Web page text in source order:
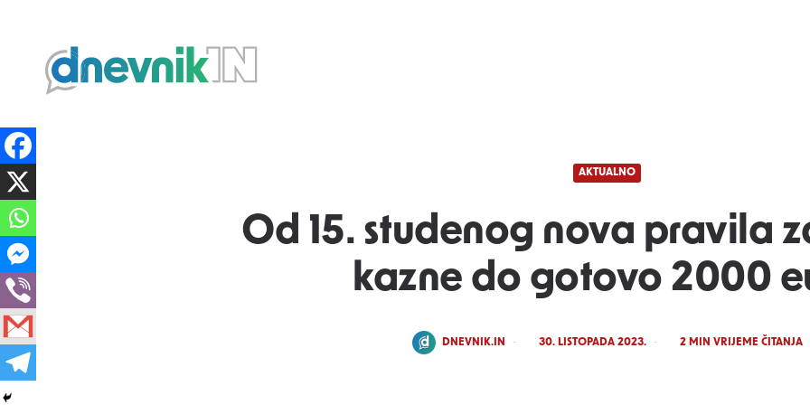
Dnevnik.in
AKTUALNO
Od 15. studenog nova pravila
kazne do gotovo 2000
POSTED
DNEVNIK.IN 30. LISTOPADA 2023. 2MIN VRIJEME ČITANJA